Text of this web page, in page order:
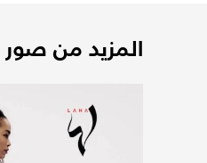
المزيد من صور